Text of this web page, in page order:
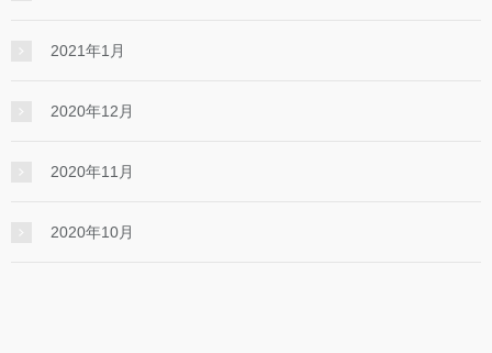
2021年1月
2020年12月
2020年11月
2020年10月